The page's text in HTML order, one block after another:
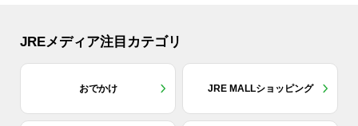
JREメディア注目カテゴリ
おでかけ JRE MALLショッピング